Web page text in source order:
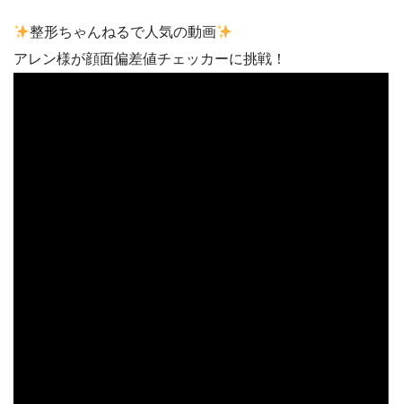
整形ちゃんねるで人気の動画
アレン様が顔面偏差値チェッカーに挑戦！